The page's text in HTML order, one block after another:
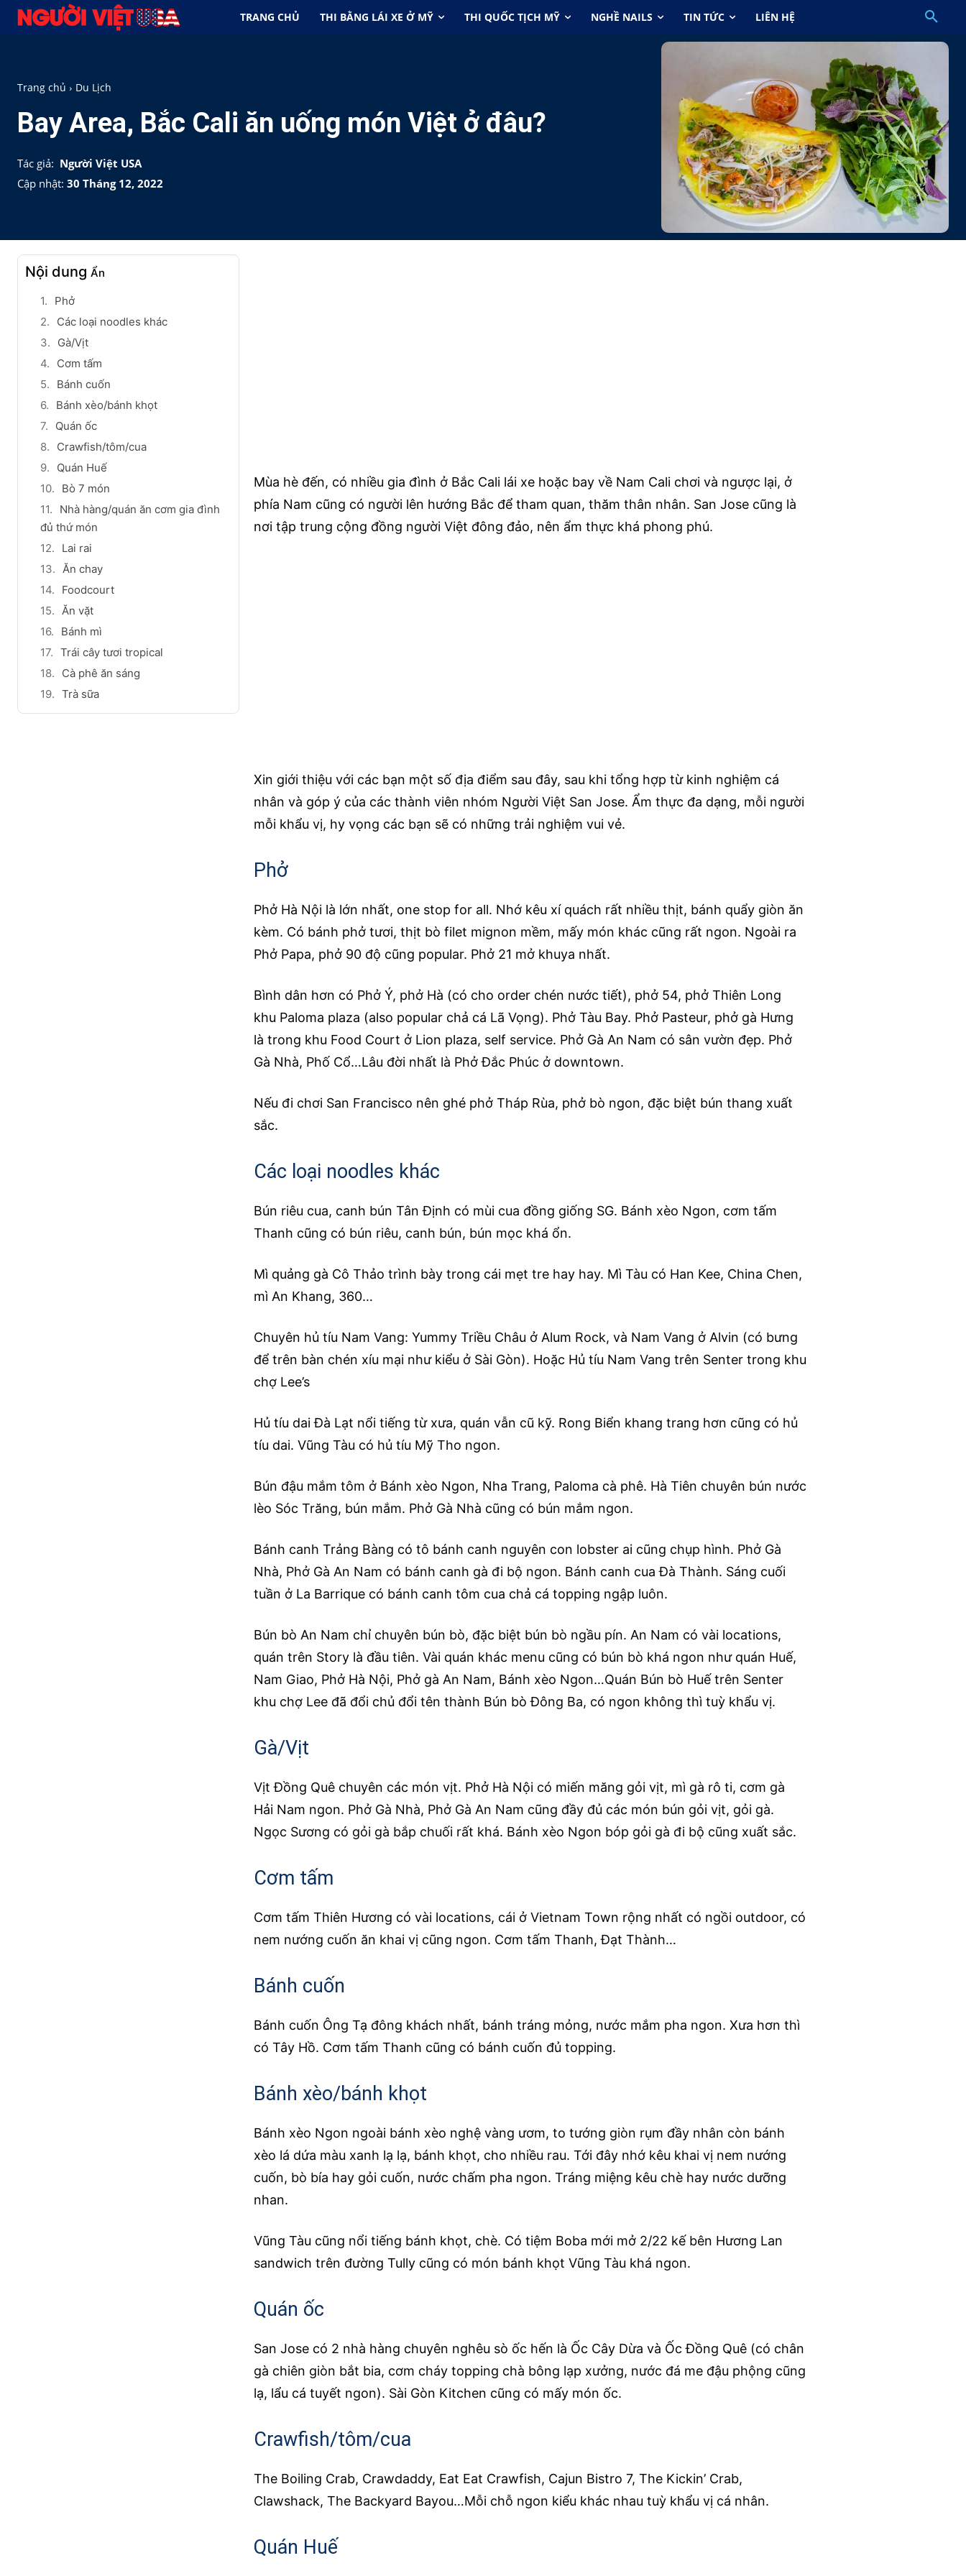
TRANG CHỦ THI BẰNG LÁI XE Ở MỸ THI QUỐC TỊCH MỸ NGHỀ NAILS TIN TỨC LIÊN HỆ
Trang chủ Du Lịch
Bay Area, Bắc Cali ăn uống món Việt ở đâu?
Tác giả: Người Việt USA
Cập nhật: 30 Tháng 12, 2022
Nội dung Ẩn
Phở
Các loại noodles khác
Gà/Vịt
Cơm tấm
Bánh cuốn
Bánh xèo/bánh khọt
Quán ốc
Crawfish/tôm/cua
Quán Huế
Bò 7 món
Nhà hàng/quán ăn cơm gia đình
đủ thứ món
Lai rai
Ăn chay
Foodcourt
Ăn vặt
Bánh mì
Trái cây tươi tropical
Cà phê ăn sáng
Trà sữa
Mùa hè đến, có nhiều gia đình ở Bắc Cali lái xe hoặc bay về Nam Cali chơi và ngược lại, ở
phía Nam cũng có người lên hướng Bắc để tham quan, thăm thân nhân. San Jose cũng là
nơi tập trung cộng đồng người Việt đông đảo, nên ẩm thực khá phong phú.
Xin giới thiệu với các bạn một số địa điểm sau đây, sau khi tổng hợp từ kinh nghiệm cá
nhân và góp ý của các thành viên nhóm Người Việt San Jose. Ẩm thực đa dạng, mỗi người
mỗi khẩu vị, hy vọng các bạn sẽ có những trải nghiệm vui vẻ.
Phở
Phở Hà Nội là lớn nhất, one stop for all. Nhớ kêu xí quách rất nhiều thịt, bánh quẩy giòn ăn
kèm. Có bánh phở tươi, thịt bò filet mignon mềm, mấy món khác cũng rất ngon. Ngoài ra
Phở Papa, phở 90 độ cũng popular. Phở 21 mở khuya nhất.
Bình dân hơn có Phở Ý, phở Hà (có cho order chén nước tiết), phở 54, phở Thiên Long
khu Paloma plaza (also popular chả cá Lã Vọng). Phở Tàu Bay. Phở Pasteur, phở gà Hưng
là trong khu Food Court ở Lion plaza, self service. Phở Gà An Nam có sân vườn đẹp. Phở
Gà Nhà, Phố Cổ…Lâu đời nhất là Phở Đắc Phúc ở downtown.
Nếu đi chơi San Francisco nên ghé phở Tháp Rùa, phở bò ngon, đặc biệt bún thang xuất
sắc.
Các loại noodles khác
Bún riêu cua, canh bún Tân Định có mùi cua đồng giống SG. Bánh xèo Ngon, cơm tấm
Thanh cũng có bún riêu, canh bún, bún mọc khá ổn.
Mì quảng gà Cô Thảo trình bày trong cái mẹt tre hay hay. Mì Tàu có Han Kee, China Chen,
mì An Khang, 360…
Chuyên hủ tíu Nam Vang: Yummy Triều Châu ở Alum Rock, và Nam Vang ở Alvin (có bưng
để trên bàn chén xíu mại như kiểu ở Sài Gòn). Hoặc Hủ tíu Nam Vang trên Senter trong khu
chợ Lee’s
Hủ tíu dai Đà Lạt nổi tiếng từ xưa, quán vẫn cũ kỹ. Rong Biển khang trang hơn cũng có hủ
tíu dai. Vũng Tàu có hủ tíu Mỹ Tho ngon.
Bún đậu mắm tôm ở Bánh xèo Ngon, Nha Trang, Paloma cà phê. Hà Tiên chuyên bún nước
lèo Sóc Trăng, bún mắm. Phở Gà Nhà cũng có bún mắm ngon.
Bánh canh Trảng Bàng có tô bánh canh nguyên con lobster ai cũng chụp hình. Phở Gà
Nhà, Phở Gà An Nam có bánh canh gà đi bộ ngon. Bánh canh cua Đà Thành. Sáng cuối
tuần ở La Barrique có bánh canh tôm cua chả cá topping ngập luôn.
Bún bò An Nam chỉ chuyên bún bò, đặc biệt bún bò ngầu pín. An Nam có vài locations,
quán trên Story là đầu tiên. Vài quán khác menu cũng có bún bò khá ngon như quán Huế,
Nam Giao, Phở Hà Nội, Phở gà An Nam, Bánh xèo Ngon…Quán Bún bò Huế trên Senter
khu chợ Lee đã đổi chủ đổi tên thành Bún bò Đông Ba, có ngon không thì tuỳ khẩu vị.
Gà/Vịt
Vịt Đồng Quê chuyên các món vịt. Phở Hà Nội có miến măng gỏi vịt, mì gà rô ti, cơm gà
Hải Nam ngon. Phở Gà Nhà, Phở Gà An Nam cũng đầy đủ các món bún gỏi vịt, gỏi gà.
Ngọc Sương có gỏi gà bắp chuối rất khá. Bánh xèo Ngon bóp gỏi gà đi bộ cũng xuất sắc.
Cơm tấm
Cơm tấm Thiên Hương có vài locations, cái ở Vietnam Town rộng nhất có ngồi outdoor, có
nem nướng cuốn ăn khai vị cũng ngon. Cơm tấm Thanh, Đạt Thành…
Bánh cuốn
Bánh cuốn Ông Tạ đông khách nhất, bánh tráng mỏng, nước mắm pha ngon. Xưa hơn thì
có Tây Hồ. Cơm tấm Thanh cũng có bánh cuốn đủ topping.
Bánh xèo/bánh khọt
Bánh xèo Ngon ngoài bánh xèo nghệ vàng ươm, to tướng giòn rụm đầy nhân còn bánh
xèo lá dứa màu xanh lạ lạ, bánh khọt, cho nhiều rau. Tới đây nhớ kêu khai vị nem nướng
cuốn, bò bía hay gỏi cuốn, nước chấm pha ngon. Tráng miệng kêu chè hay nước dưỡng
nhan.
Vũng Tàu cũng nổi tiếng bánh khọt, chè. Có tiệm Boba mới mở 2/22 kế bên Hương Lan
sandwich trên đường Tully cũng có món bánh khọt Vũng Tàu khá ngon.
Quán ốc
San Jose có 2 nhà hàng chuyên nghêu sò ốc hến là Ốc Cây Dừa và Ốc Đồng Quê (có chân
gà chiên giòn bắt bia, cơm cháy topping chà bông lạp xưởng, nước đá me đậu phộng cũng
lạ, lẩu cá tuyết ngon). Sài Gòn Kitchen cũng có mấy món ốc.
Crawfish/tôm/cua
The Boiling Crab, Crawdaddy, Eat Eat Crawfish, Cajun Bistro 7, The Kickin’ Crab,
Clawshack, The Backyard Bayou…Mỗi chỗ ngon kiểu khác nhau tuỳ khẩu vị cá nhân.
Quán Huế